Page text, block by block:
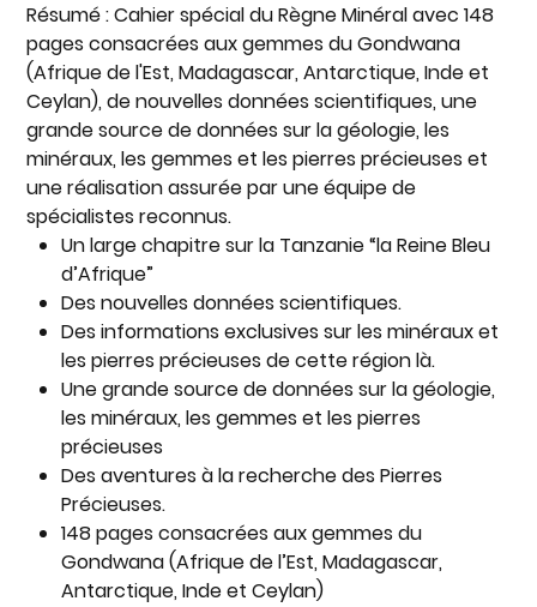
Résumé: Cahier spécial du Règne Minéral avec 148
pages consacrées aux gemmes du Gondwana
(Afrique de l'Est, Madagascar, Antarctique, Inde et
Ceylan), de nouvelles données scientifiques, une
grande source de données sur la géologie, les
minéraux, les gemmes et les pierres précieuses et
une réalisation assurée par une équipe de
spécialistes reconnus.
Un large chapitre sur la Tanzanie “la Reine Bleu
d’Afrique”
Des nouvelles données scientifiques.
Des informations exclusives sur les minéraux et
les pierres précieuses de cette région là.
Une grande source de données sur la géologie,
les minéraux, les gemmes et les pierres
précieuses
Des aventures à la recherche des Pierres
Précieuses.
148 pages consacrées aux gemmes du
Gondwana (Afrique de l’Est, Madagascar,
Antarctique, Inde et Ceylan)